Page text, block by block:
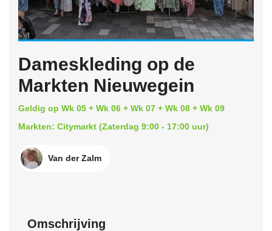
Dameskleding op de
Markten Nieuwegein
Geldig op Wk 05 + Wk 06 + Wk 07 + Wk 08 + Wk 09
Markten: Citymarkt (Zaterdag 9:00 - 17:00 uur)
Van der Zalm
Omschrijving